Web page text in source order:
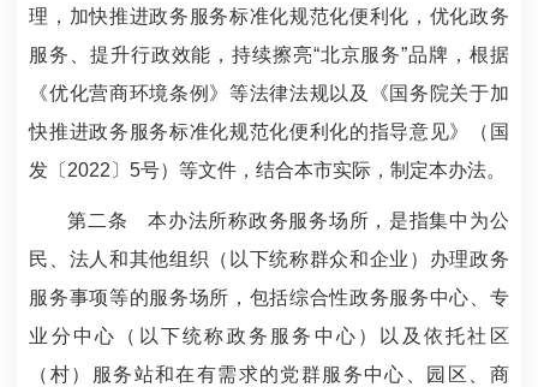
理，加快推进政务服务标准化规范化便利化，优化政务
服务、提升行政效能，持续擦亮“北京服务”品牌，根据
《优化营商环境条例》等法律法规以及《国务院关于加
快推进政务服务标准化规范化便利化的指导意见》（国
发〔2022〕5号）等文件，结合本市实际，制定本办法。
第二条 本办法所称政务服务场所，是指集中为公
民、法人和其他组织（以下统称群众和企业）办理政务
服务事项等的服务场所，包括综合性政务服务中心、专
业分中心（以下统称政务服务中心）以及依托社区
（村）服务站和在有需求的党群服务中心、园区、商